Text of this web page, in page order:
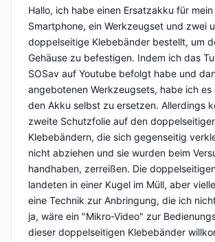
Hallo, ich habe einen Ersatzakku für mein
Smartphone, ein Werkzeugset und zwei
doppelseitige Klebebänder bestellt, um
Gehäuse zu befestigen. Indem ich das
SOSav auf Youtube befolgt habe und
angebotenen Werkzeugsets, habe ich
den Akku selbst zu ersetzen. Allerdings
zweite Schutzfolie auf den
Klebebändern, die sich gegenseitig
nicht abziehen und sie wurden beim
handhaben, zerreißen. Die
landeten in einer Kugel im Müll, aber
eine Technik zur Anbringung, die ich
ja, wäre ein "Mikro-Video" zur
dieser doppelseitigen Klebebänder